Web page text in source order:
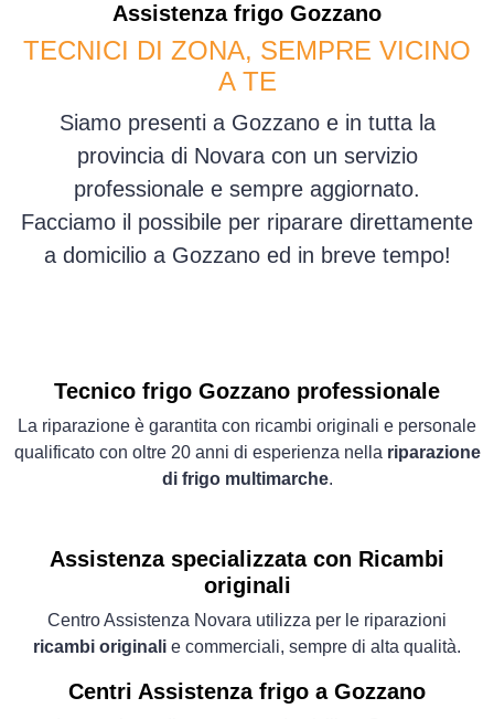
Assistenza frigo Gozzano
TECNICI DI ZONA, SEMPRE VICINO
A TE
Siamo presenti a Gozzano e in tutta la
provincia di Novara con un servizio
professionale e sempre aggiornato.
Facciamo il possibile per riparare direttamente
a domicilio a Gozzano ed in breve tempo!
Tecnico frigo Gozzano professionale
La riparazione è garantita con ricambi originali e personale
qualificato con oltre 20 anni di esperienza nella riparazione
di frigo multimarche.
Assistenza specializzata con Ricambi
originali
Centro Assistenza Novara utilizza per le riparazioni
ricambi originali e commerciali, sempre di alta qualità.
Centri Assistenza frigo a Gozzano